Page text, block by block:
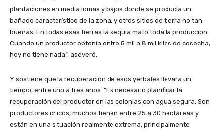
plantaciones en media lomas y bajos donde se producía un
bañado característico de la zona, y otros sitios de tierra no tan
buenas. En todas esas tierras la sequía mató toda la producción.
Cuando un productor obtenía entre 5 mil a 8 mil kilos de cosecha,
hoy no tiene nada”, aseveró.
Y sostiene que la recuperación de esos yerbales llevará un
tiempo, entre uno a tres años. “Es necesario planificar la
recuperación del productor en las colonias con agua segura. Son
productores chicos, muchos tienen entre 25 a 30 hectáreas y
están en una situación realmente extrema, principalmente